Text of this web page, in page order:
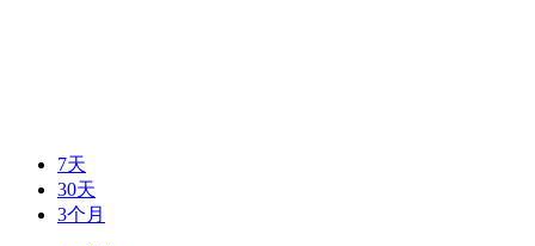
7天
30天
3个月